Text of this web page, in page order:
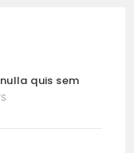
quis sem